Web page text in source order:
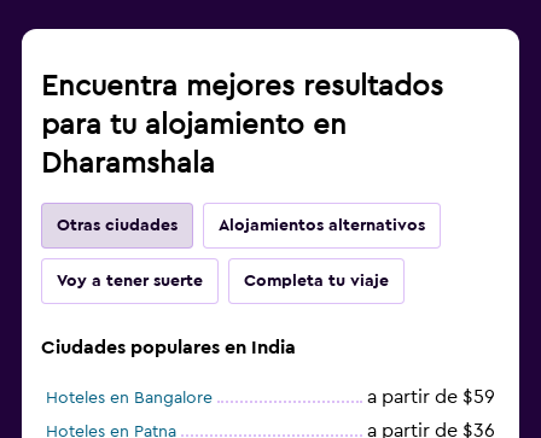
Encuentra mejores resultados
para tu alojamiento en
Dharamshala
Otras ciudades Alojamientos alternativos
Voy a tener suerte Completa tu viaje
Ciudades populares en India
Hoteles en Bangalore a partir de $59
Hoteles en Patna a partir de $36